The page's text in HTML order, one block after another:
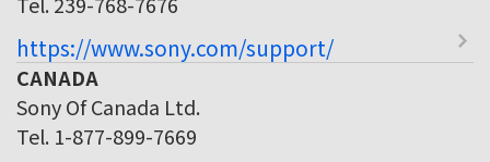
https://www.sony.com/support/
CANADA
Sony Of Canada Ltd.
Tel. 1-877-899-7669